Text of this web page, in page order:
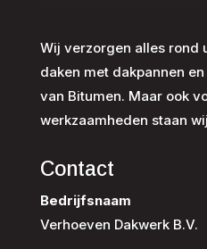
Wij verzorgen alles rond
daken met dakpannen
van Bitumen. Maar ook
werkzaamheden staan
Contact
Bedrijfsnaam
Verhoeven Dakwerk B.V.